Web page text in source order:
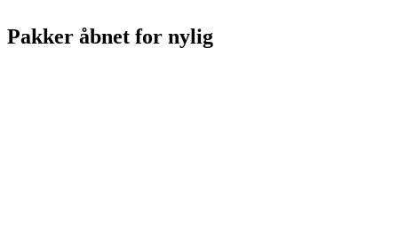
Pakker åbnet for nylig